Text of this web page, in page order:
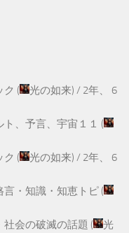
ク ( 光の如来) / 2年、 6
、予言、宇宙１１ (
ク ( 光の如来) / 2年、 6
言・知識・知恵トピ (
会の破滅の話題 (
光